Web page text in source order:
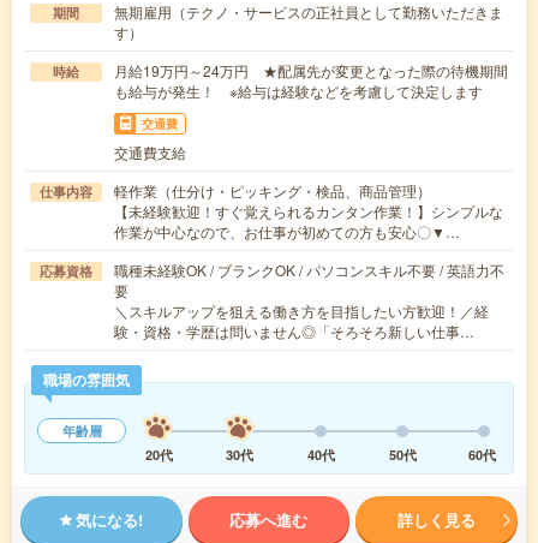
期間
無期雇用（テクノ・サービスの正社員として勤務いただきま
す）
時給
月給19万円～24万円 ★配属先が変更となった際の待機期間
も給与が発生！ ※給与は経験などを考慮して決定します
交通費
交通費支給
仕事内容
軽作業（仕分け・ピッキング・検品、商品管理）
【未経験歓迎！すぐ覚えられるカンタン作業！】シンプルな
作業が中心なので、お仕事が初めての方も安心〇▼…
応募資格
職種未経験OK / ブランクOK / パソコンスキル不要 / 英語力不
要
＼スキルアップを狙える働き方を目指したい方歓迎！／経
験・資格・学歴は問いません◎「そろそろ新しい仕事…
職場の雰囲気
年齢層
20代
30代 40代 50代 60代
気になる! 応募へ進む 詳しく見る